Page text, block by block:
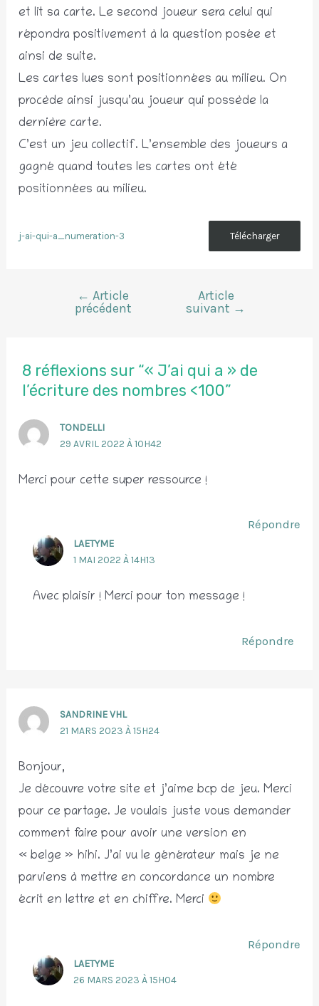
et lit sa carte. Le second joueur sera celui qui
répondra positivement à la question posée et
ainsi de suite.
Les cartes lues sont positionnées au milieu. On
procède ainsi jusqu’au joueur qui possède la
dernière carte.
C’est un jeu collectif. L’ensemble des joueurs a
gagné quand toutes les cartes ont été
positionnées au milieu.
j-ai-qui-a_numeration-3 Télécharger
Navigation
← Article
précédent
Article
suivant →
8 réflexions sur “« J’ai qui a » de
l’écriture des nombres <100”
TONDELLI
29 AVRIL 2022 À 10H42
Merci pour cette super ressource !
Répondre
LAETYME
1 MAI 2022 À 14H13
Avec plaisir ! Merci pour ton message !
Répondre
SANDRINE VHL
21 MARS 2023 À 15H24
Bonjour,
Je découvre votre site et j’aime bcp de jeu. Merci
pour ce partage. Je voulais juste vous demander
comment faire pour avoir une version en
« belge » hihi. J’ai vu le générateur mais je ne
parviens à mettre en concordance un nombre
écrit en lettre et en chiffre. Merci
Répondre
LAETYME
26 MARS 2023 À 15H04